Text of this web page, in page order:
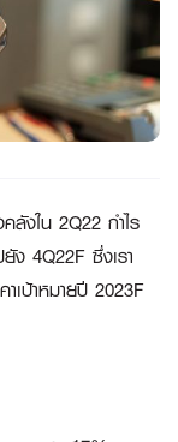
งใน 2Q22 กำไร
ง 4Q22F ซึ่งเรา
าเป้าหมายปี 2023F